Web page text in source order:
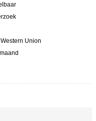
Union